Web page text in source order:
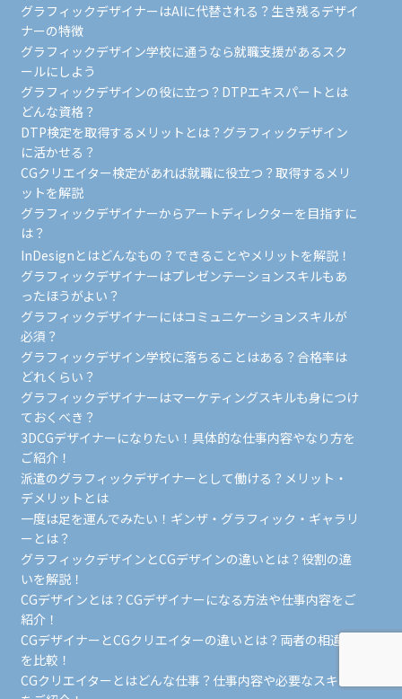
グラフィックデザイナーはAIに代替される？生き残るデザイ
ナーの特徴
グラフィックデザイン学校に通うなら就職支援があるスク
ールにしよう
グラフィックデザインの役に立つ？DTPエキスパートとは
どんな資格？
DTP検定を取得するメリットとは？グラフィックデザイン
に活かせる？
CGクリエイター検定があれば就職に役立つ？取得するメリ
ットを解説
グラフィックデザイナーからアートディレクターを目指すに
は？
InDesignとはどんなもの？できることやメリットを解説！
グラフィックデザイナーはプレゼンテーションスキルもあ
ったほうがよい？
グラフィックデザイナーにはコミュニケーションスキルが
必須？
グラフィックデザイン学校に落ちることはある？合格率は
どれくらい？
グラフィックデザイナーはマーケティングスキルも身につけ
ておくべき？
3DCGデザイナーになりたい！具体的な仕事内容やなり方を
ご紹介！
派遣のグラフィックデザイナーとして働ける？メリット・
デメリットとは
一度は足を運んでみたい！ギンザ・グラフィック・ギャラリ
ーとは？
グラフィックデザインとCGデザインの違いとは？役割の違
いを解説！
CGデザインとは？CGデザイナーになる方法や仕事内容をご
紹介！
CGデザイナーとCGクリエイターの違いとは？両者の相違点
を比較！
CGクリエイターとはどんな仕事？仕事内容や必要なスキル